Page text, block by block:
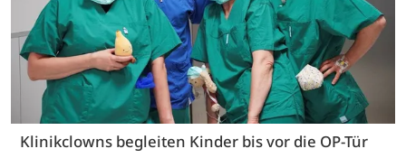
Klinikclowns begleiten Kinder bis vor die OP-Tür